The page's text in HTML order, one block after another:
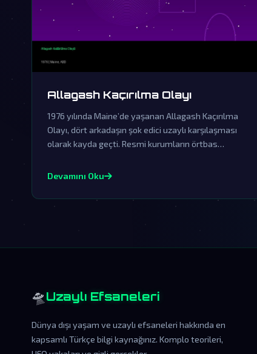
Allagash Kaçırılma Olayı
1976 yılında Maine’de yaşanan Allagash Kaçırılma
Olayı, dört arkadaşın şok edici uzaylı karşılaşması
olarak kayda geçti. Resmi kurumların örtbas
varlığına en çarpıcı kanıtlardan biri olarak kabul
Devamını Oku
🛸 Uzaylı Efsaneleri
Dünya dışı yaşam ve uzaylı efsaneleri hakkında en
kapsamlı Türkçe bilgi kaynağınız. Komplo teorileri,